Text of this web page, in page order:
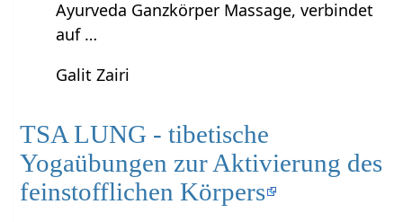
Ayurveda Ganzkörper Massage, verbindet
auf …
Galit Zairi
TSA LUNG - tibetische
Yogaübungen zur Aktivierung des
feinstofflichen Körpers